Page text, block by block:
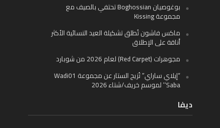
بوغوصيان Boghossian تحتفي بالصيف مع
مجموعة Kissing
ماكس فاشون تُطلق تشكيلة العيد النسائية الأكثر
أناقة على الإطلاق
مجوهرات (Red Carpet) لعام 2026 من شوبارد
“إيلاي ساراي” تُزيح الستار عن مجموعة Wadi01
‘Saba’ لموسم خريف/شتاء 2026
ديفا